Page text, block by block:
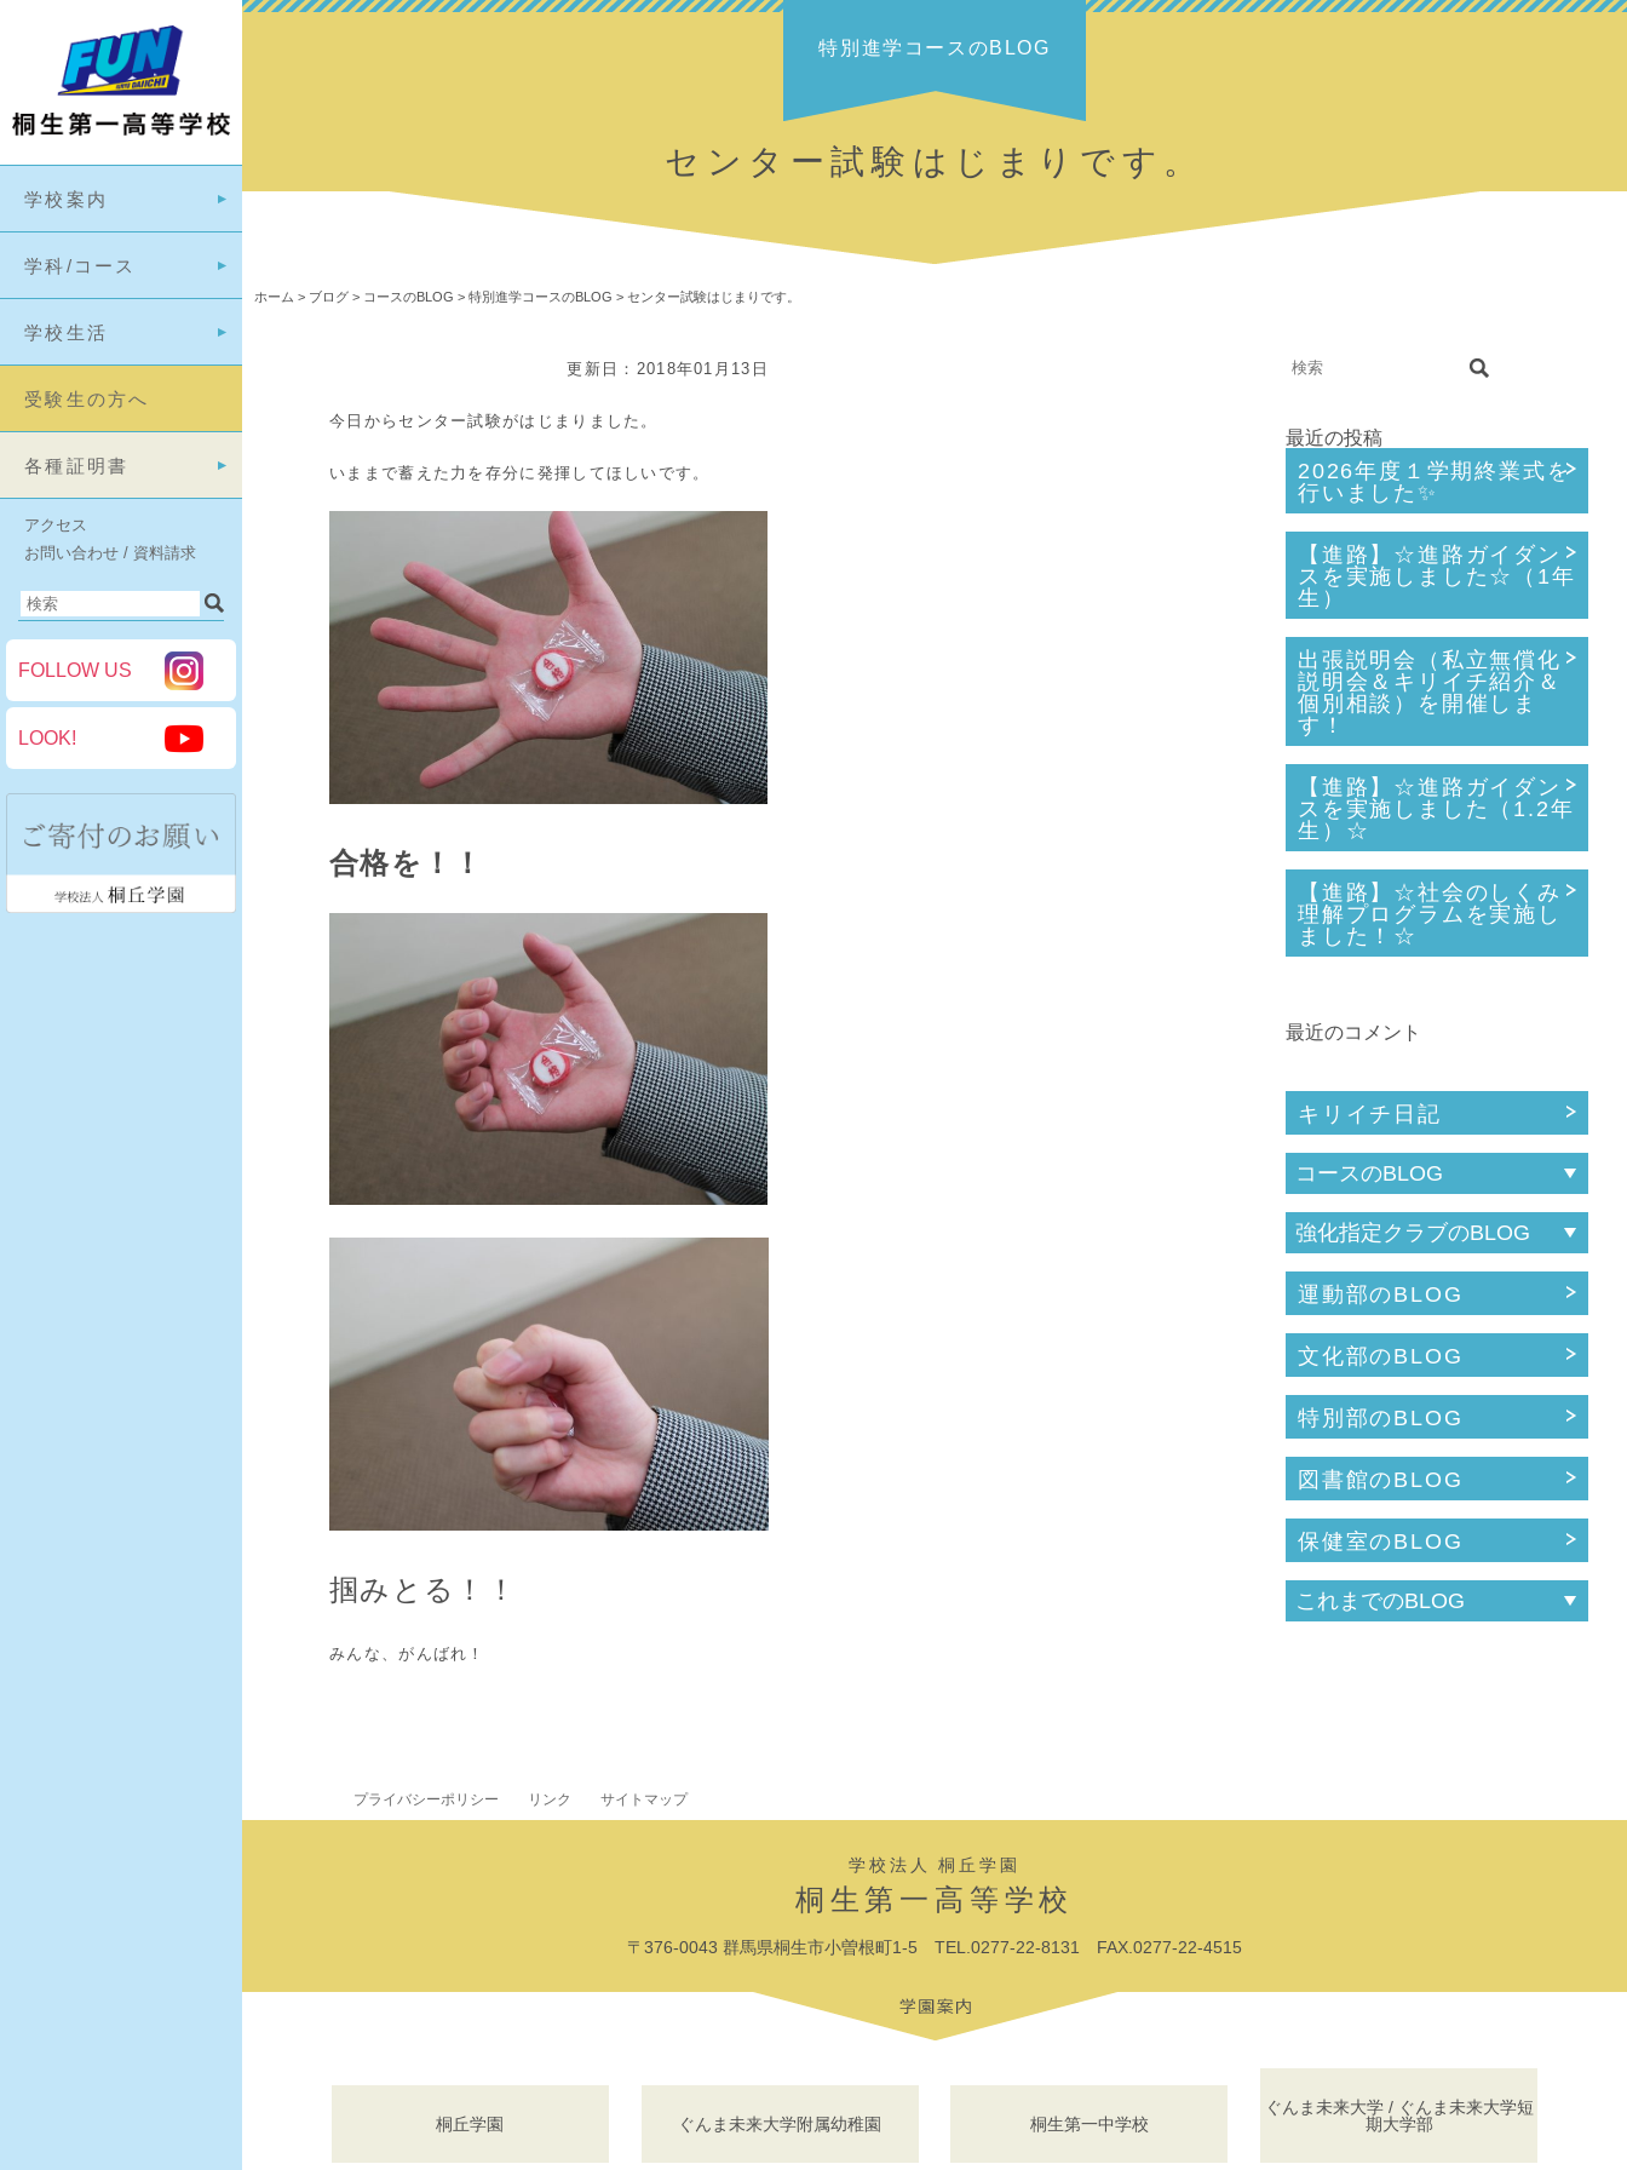
学校案内
学科/コース
学校生活
受験生の方へ
各種証明書
アクセス
お問い合わせ / 資料請求
FOLLOW US
LOOK!
特別進学コースのBLOG
センター試験はじまりです。
ホーム > ブログ > コースのBLOG > 特別進学コースのBLOG > センター試験はじまりです。
更新日：2018年01月13日
今日からセンター試験がはじまりました。
いままで蓄えた力を存分に発揮してほしいです。
合格を！！
掴みとる！！
みんな、がんばれ！
最近の投稿
2026年度１学期終業式を
行いました✨
【進路】☆進路ガイダン
スを実施しました☆（1年
生）
出張説明会（私立無償化
説明会＆キリイチ紹介＆
個別相談）を開催しま
す！
【進路】☆進路ガイダン
スを実施しました（1.2年
生）☆
【進路】☆社会のしくみ
理解プログラムを実施し
ました！☆
最近のコメント
キリイチ日記
運動部のBLOG
文化部のBLOG
特別部のBLOG
図書館のBLOG
保健室のBLOG
プライバシーポリシー リンク サイトマップ
学校法人 桐丘学園
桐生第一高等学校
〒376-0043 群馬県桐生市小曽根町1-5 TEL.0277-22-8131 FAX.0277-22-4515
桐丘学園 ぐんま未来大学附属幼稚園 桐生第一中学校
ぐんま未来大学 / ぐんま未来大学短
期大学部